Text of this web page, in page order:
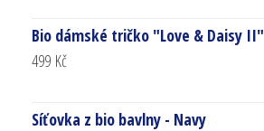
Bio dámské tričko "Love & Daisy II"
499 Kč
Síťovka z bio bavlny - Navy